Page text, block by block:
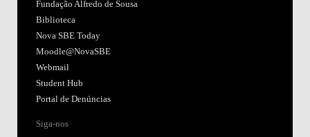
Fundação Alfredo de Sousa
Biblioteca
Nova SBE Today
Moodle@NovaSBE
Webmail
Student Hub
Portal de Denúncias
Siga-nos